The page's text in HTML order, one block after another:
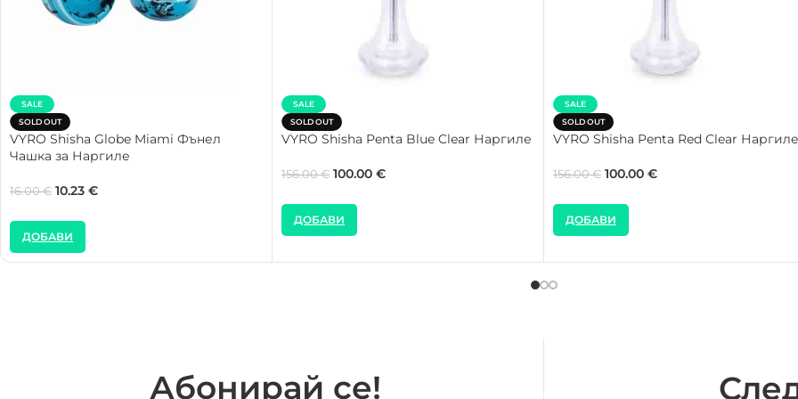
SALE
SOLD OUT
VYRO Shisha Globe Miami Фънел
Чашка за Наргиле
16.00€ 10.23 €
ДОБАВИ
SALE
SOLD OUT
VYRO Shisha Penta Blue Clear Наргиле
156.00€ 100.00 €
ДОБАВИ
SALE
SOLD OUT
VYRO Shisha Penta Red Clear Наргиле
156.00€ 100.00 €
ДОБАВИ
Абонирай се!